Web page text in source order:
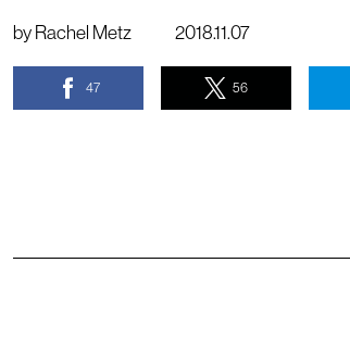
by Rachel Metz 2018.11.07
47 56